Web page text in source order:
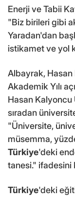
Enerji ve Tabii
"Biz birileri gibi
Yaradan'dan
istikamet ve yol
Albayrak,
Akademik Yılı
Hasan
sıradan
"Üniversite,
müsemma,
Türkiye'deki
tanesi." ifadesini
Türkiye'deki